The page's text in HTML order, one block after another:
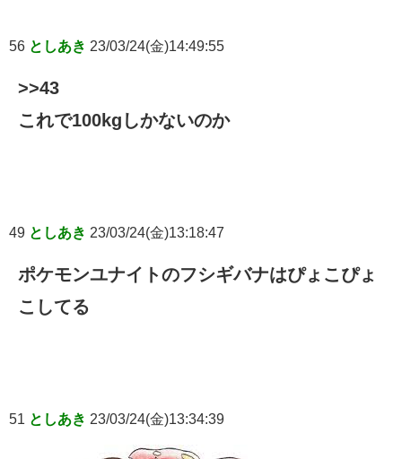
56 としあき 23/03/24(金)14:49:55
>>43
これで100kgしかないのか
49 としあき 23/03/24(金)13:18:47
ポケモンユナイトのフシギバナはぴょこぴょ
こしてる
51 としあき 23/03/24(金)13:34:39